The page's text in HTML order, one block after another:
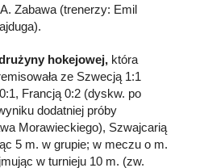
Zabawa (trenerzy: Emil
hokejowej, która
ze Szwecją 1:1
Francją 0:2 (dyskw. po
dodatniej próby
Morawieckiego), Szwajcarią
5 m. w grupie; w meczu o m.
w turnieju 10 m. (zw.